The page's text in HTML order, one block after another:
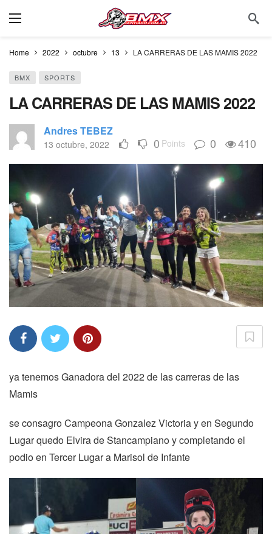
Home 2022 octubre 13 LA CARRERAS DE LAS MAMIS 2022
BMX SPORTS
LA CARRERAS DE LAS MAMIS 2022
Andres TEBEZ
13 octubre, 2022 0 Points 0 410
ya tenemos Ganadora del 2022 de las carreras de las
Mamis
se consagro Campeona Gonzalez Victoria y en Segundo
Lugar quedo Elvira de Stancampiano y completando el
podio en Tercer Lugar a Marisol de Infante